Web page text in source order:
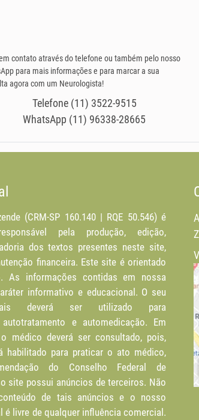
contato através do telefone ou também pelo nosso
para mais informações e para marcar a sua
agora com um Neurologista!
Telefone (11) 3522-9515
WhatsApp (11) 96338-28665
(CRM-SP 160.140 | RQE 50.546) é
pela produção, edição,
dos textos presentes neste site,
financeira. Este site é orientado
As informações contidas em nossa
informativo e educacional. O seu
deverá ser utilizado para
autotratamento e automedicação. Em
médico deverá ser consultado, pois,
habilitado para praticar o ato médico,
do Conselho Federal de
site possui anúncios de terceiros. Não
de tais anúncios e o nosso
é livre de qualquer influência comercial.